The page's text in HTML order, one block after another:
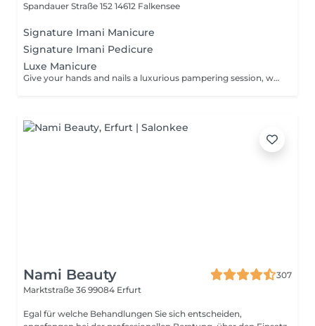
Spandauer Straße 152 14612 Falkensee
Signature Imani Manicure
Signature Imani Pedicure
Luxe Manicure
Give your hands and nails a luxurious pampering session, which includes trimming, shaping, cuticle care, cleansing, exfoliation, intense moisturisation, and application of nail polish.
Nami Beauty
307
Marktstraße 36 99084 Erfurt
Egal für welche Behandlungen Sie sich entscheiden,